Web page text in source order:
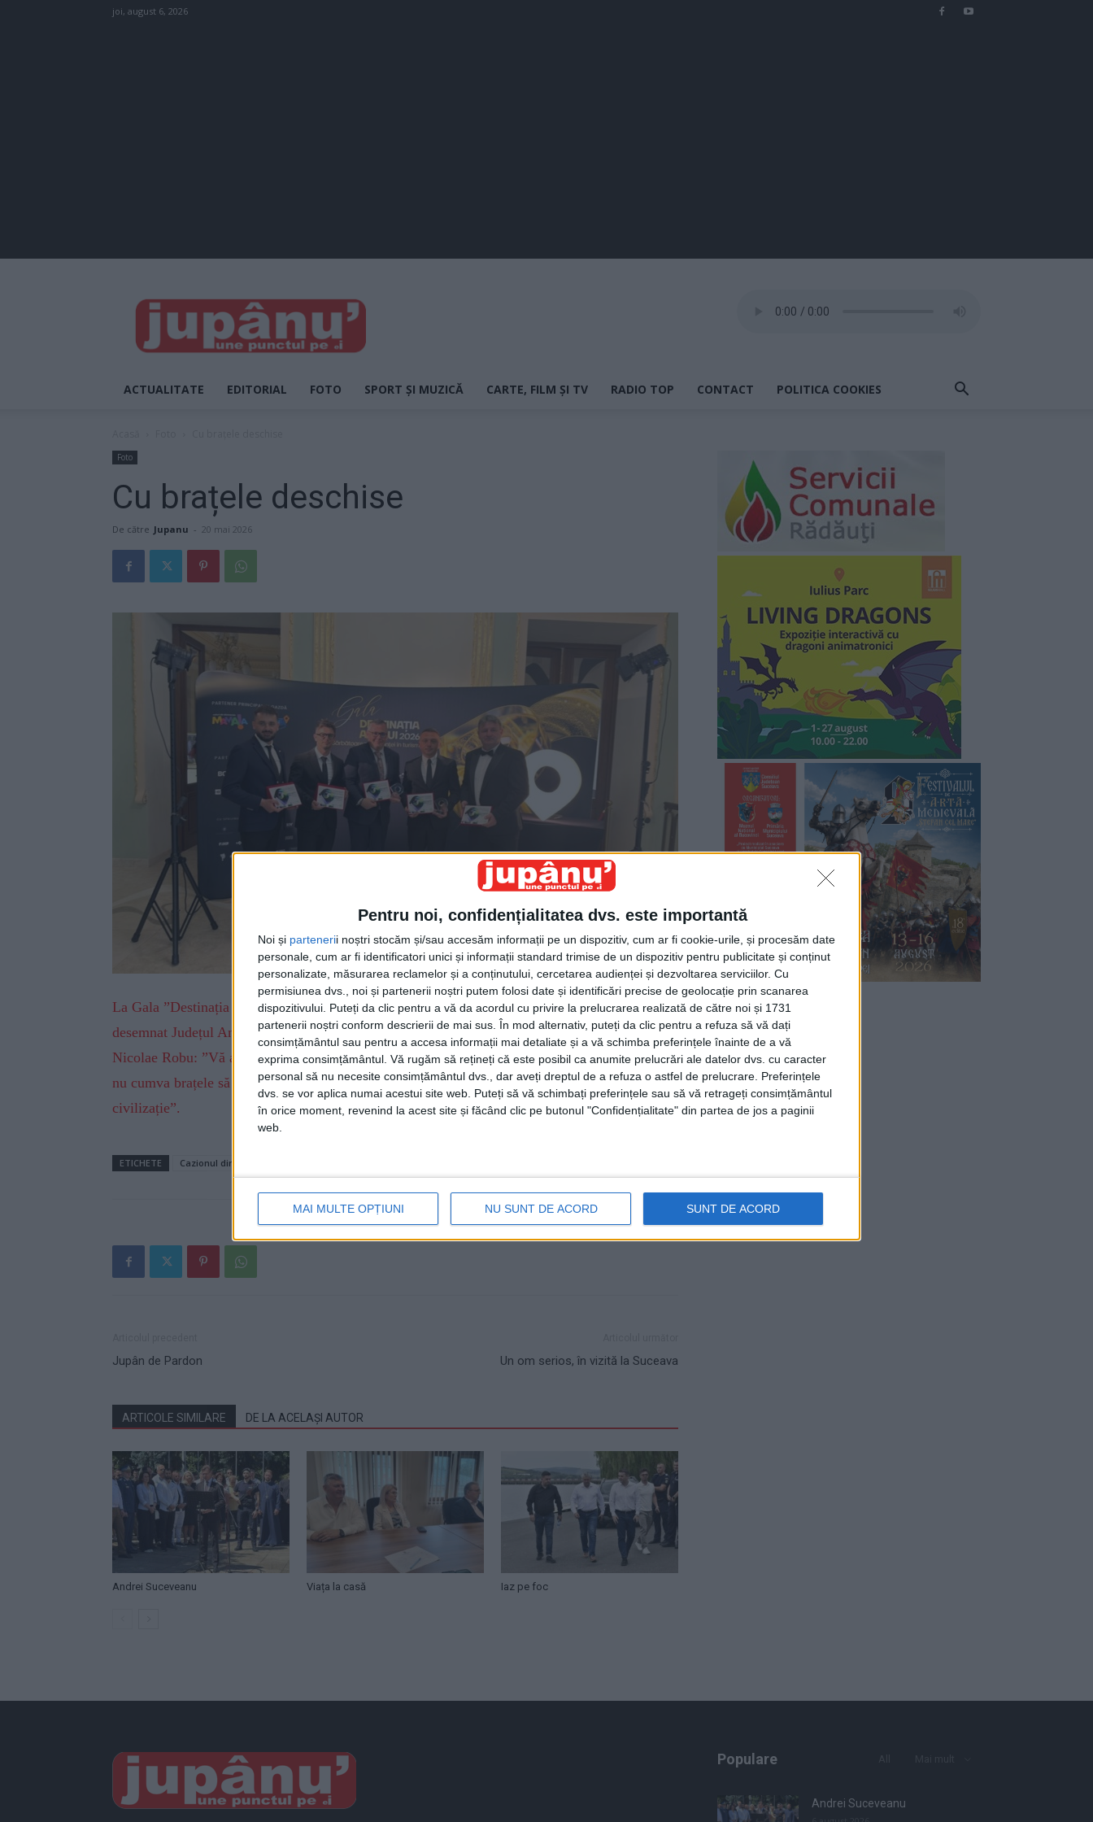
Pentru noi, confidențialitatea dvs. este importantă
Noi și partenerii noștri stocăm și/sau accesăm informații pe un dispozitiv, cum ar fi cookie-urile, și procesăm date
personale, cum ar fi identificatori unici și informații standard trimise de un dispozitiv pentru publicitate și conținut
personalizate, măsurarea reclamelor și a conținutului, cercetarea audienței și dezvoltarea serviciilor. Cu
permisiunea dvs., noi și partenerii noștri putem folosi date și identificări precise de geolocație prin scanarea
dispozitivului. Puteți da clic pentru a vă da acordul cu privire la prelucrarea realizată de către noi și 1731
partenerii noștri conform descrierii de mai sus. În mod alternativ, puteți da clic pentru a refuza să vă dați
consimțământul sau pentru a accesa informații mai detaliate și a vă schimba preferințele înainte de a vă
exprima consimțământul. Vă rugăm să rețineți că este posibil ca anumite prelucrări ale datelor dvs. cu caracter
personal să nu necesite consimțământul dvs., dar aveți dreptul de a refuza o astfel de prelucrare. Preferințele
dvs. se vor aplica numai acestui site web. Puteți să vă schimbați preferințele sau să vă retrageți consimțământul
în orice moment, revenind la acest site și făcând clic pe butonul "Confidențialitate" din partea de jos a paginii
web.
MAI MULTE OPȚIUNI NU SUNT DE ACORD SUNT DE ACORD
joi, august 6, 2026
JUPÂNU'
ACTUALITATE EDITORIAL FOTO SPORT ȘI MUZICĂ CARTE, FILM ȘI TV RADIO TOP CONTACT POLITICA COOKIES
Foto
Cu brațele deschise
De către Jupanu - 20 mai 2026
La Gala ”Destinația anului”, care a avut loc la Cazionul din Constanța, Județul Suceava a fost
desemnat Județul Anului, iar diploma a fost primită de vicepreședinte Consiliului Județean
Nicolae Robu: ”Vă aștept la Suceava cu brațele deschise. Numai să dați un telefon, pentru ca
nu cumva brațele să fie la treabă, la ridicarea județului pe cele mai înalte culmi de progres și
civilizație”.
ETICHETE Cazionul din Constanța
Jupân de Pardon Un om serios, în vizită la Suceava
ARTICOLE SIMILARE DE LA ACELAȘI AUTOR
Andrei Suceveanu Viața la casă Iaz pe foc
Populare
Andrei Suceveanu